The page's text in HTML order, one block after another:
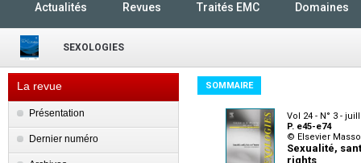
Actualités Revues Traités EMC Domaines
SEXOLOGIES
La revue
Présentation
Dernier numéro
SOMMAIRE
Vol 24 - N° 3 -
P. e45-e74
© Elsevier
Sexualité,
rights